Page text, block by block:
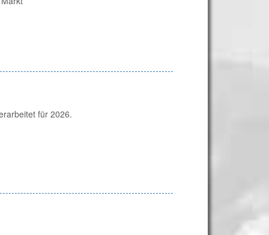
für 2026.